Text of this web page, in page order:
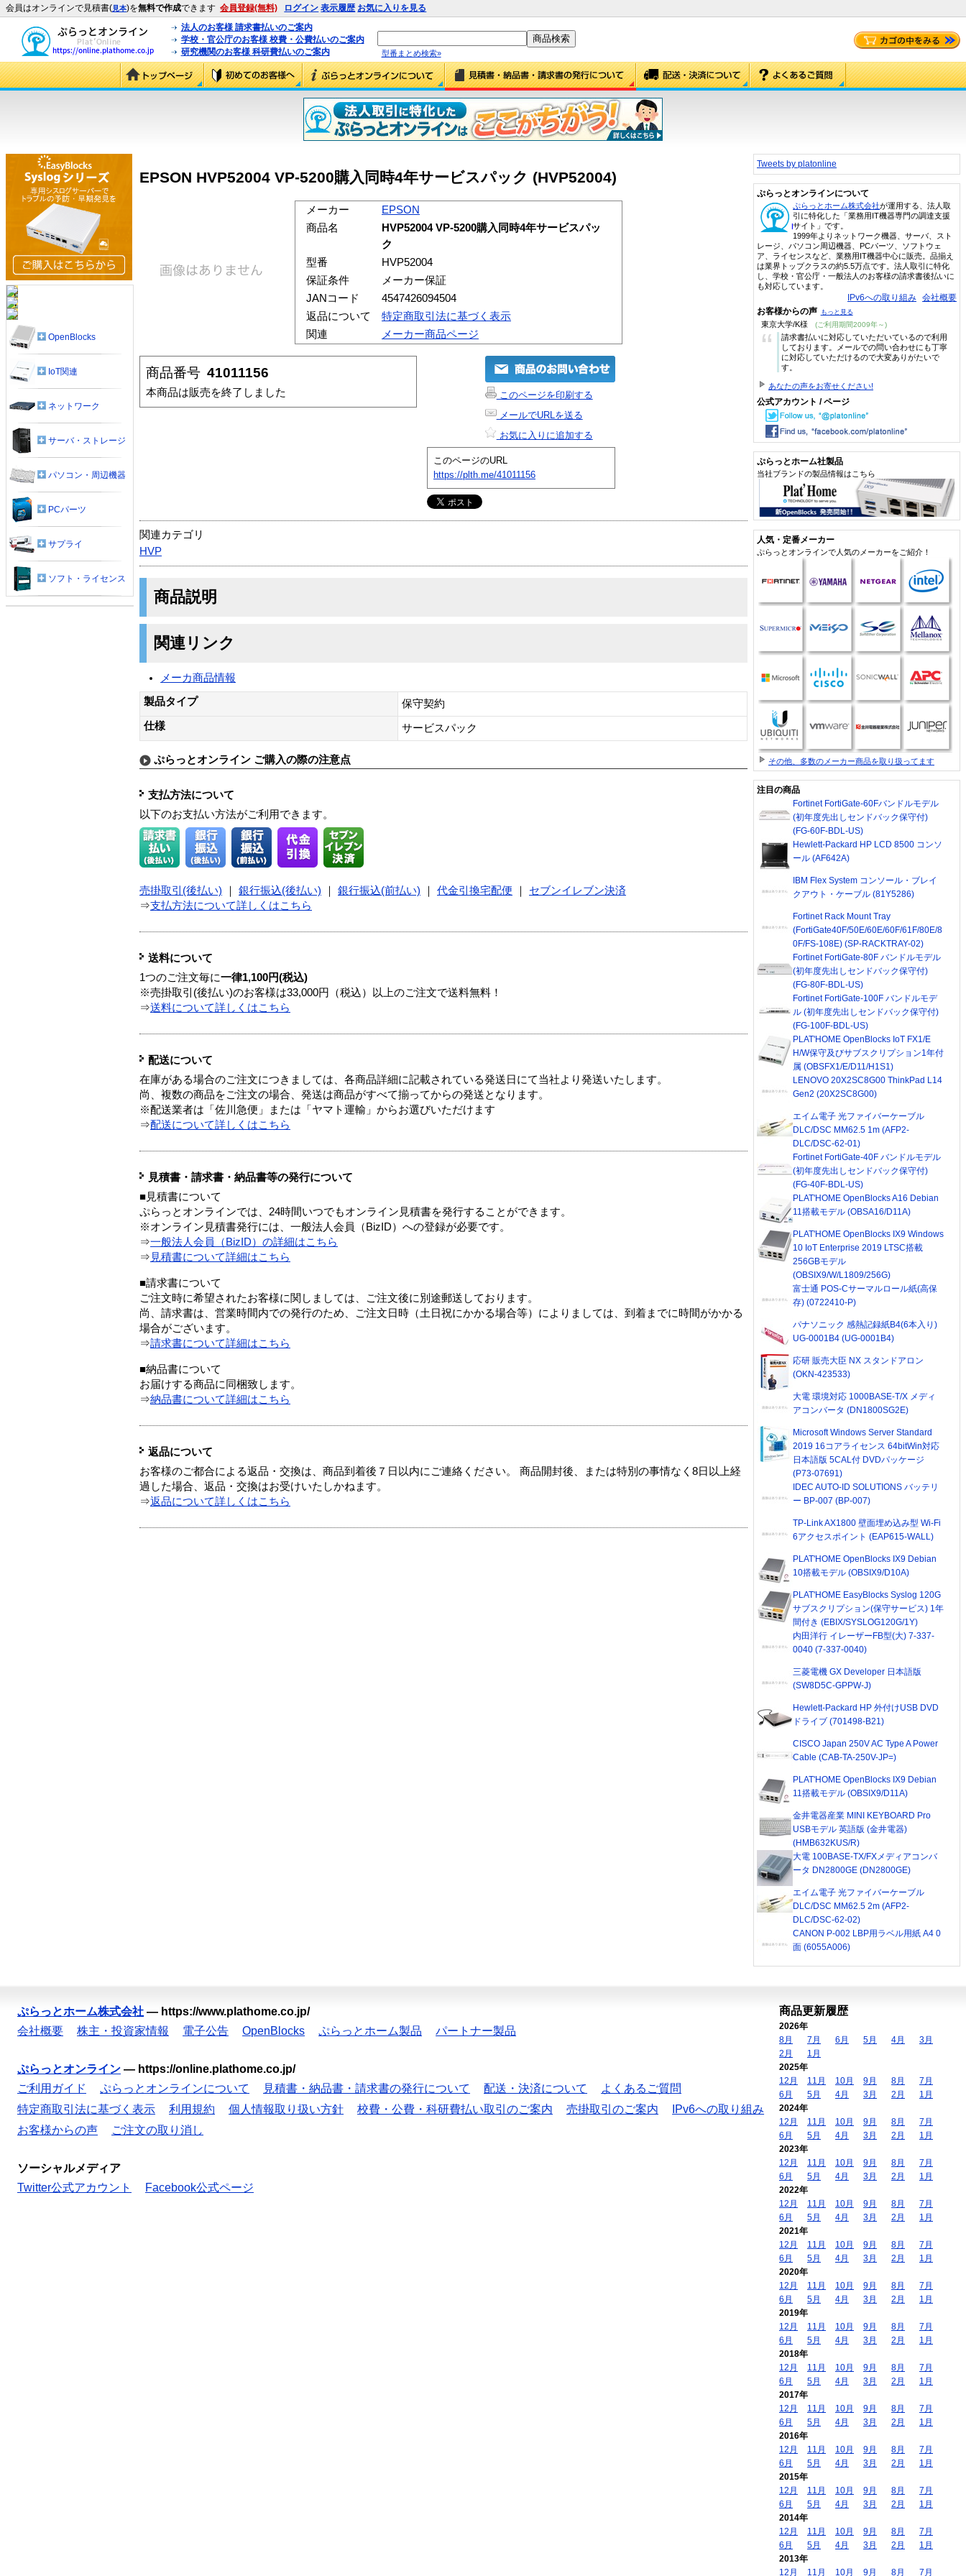
会員はオンラインで見積書(見本)を無料で作成できます 会員登録(無料) ログイン 表示履歴 お気に入りを見る
法人のお客様 請求書払いのご案内
学校・官公庁のお客様 校費・公費払いのご案内
研究機関のお客様 科研費払いのご案内
型番まとめ検索»
EPSON HVP52004 VP-5200購入同時4年サービスパック (HVP52004)
メーカー
EPSON
商品名
HVP52004 VP-5200購入同時4年サービスパッ
ク
型番
HVP52004
保証条件
メーカー保証
JANコード
4547426094504
返品について
特定商取引法に基づく表示
関連
メーカー商品ページ
商品番号 41011156
本商品は販売を終了しました
このページを印刷する
メールでURLを送る
お気に入りに追加する
このページのURL
https://plth.me/41011156
関連カテゴリ
HVP
商品説明
関連リンク
メーカ商品情報
製品タイプ
保守契約
仕様
サービスパック
ぷらっとオンライン ご購入の際の注意点
支払方法について
以下のお支払い方法がご利用できます。
売掛取引(後払い) ｜ 銀行振込(後払い) ｜ 銀行振込(前払い) ｜ 代金引換宅配便 ｜ セブンイレブン決済
⇒支払方法について詳しくはこちら
送料について
1つのご注文毎に一律1,100円(税込)
※売掛取引(後払い)のお客様は33,000円（税込）以上のご注文で送料無料！
⇒送料について詳しくはこちら
配送について
在庫がある場合のご注文につきましては、各商品詳細に記載されている発送日にて当社より発送いたします。
尚、複数の商品をご注文の場合、発送は商品がすべて揃ってからの発送となります。
※配送業者は「佐川急便」または「ヤマト運輸」からお選びいただけます
⇒配送について詳しくはこちら
見積書・請求書・納品書等の発行について
■見積書について
ぷらっとオンラインでは、24時間いつでもオンライン見積書を発行することができます。
※オンライン見積書発行には、一般法人会員（BizID）への登録が必要です。
⇒一般法人会員（BizID）の詳細はこちら
⇒ 見積書について詳細はこちら
■請求書について
ご注文時に希望されたお客様に関しましては、ご注文後に別途郵送しております。
尚、請求書は、営業時間内での発行のため、ご注文日時（土日祝にかかる場合等）によりましては、到着までに時間がかかる
場合がございます。
⇒請求書について詳細はこちら
■納品書について
お届けする商品に同梱致します。
⇒納品書について詳細はこちら
返品について
お客様のご都合による返品・交換は、商品到着後７日以内にご連絡ください。 商品開封後、または特別の事情なく8日以上経
過した場合、返品・交換はお受けいたしかねます。
⇒返品について詳しくはこちら
OpenBlocks
IoT関連
ネットワーク
サーバ・ストレージ
パソコン・周辺機器
PCパーツ
サプライ
ソフト・ライセンス
Tweets by platonline
ぷらっとオンラインについて
ぷらっとホーム株式会社が運用する、法人取
引に特化した「業務用IT機器専門の調達支援
サイト」です。
1999年よりネットワーク機器、サーバ、スト
レージ、パソコン周辺機器、PCパーツ、ソフトウェ
ア、ライセンスなど、業務用IT機器中心に販売。品揃え
は業界トップクラスの約5.5万点です。法人取引に特化
し、学校・官公庁・一般法人のお客様の請求書後払いに
も対応しています。
IPv6への取り組み 会社概要
お客様からの声 もっと見る
東京大学/K様 (ご利用期間2009年～)
“
請求書払いに対応していただいているので利用
しております。メールでの問い合わせにも丁寧
に対応していただけるので大変ありがたいで
す。
あなたの声をお寄せください!
公式アカウント / ページ
ぷらっとホーム社製品
当社ブランドの製品情報はこちら
人気・定番メーカー
ぷらっとオンラインで人気のメーカーをご紹介！
その他、多数のメーカー商品を取り扱ってます
注目の商品
Fortinet FortiGate-60Fバンドルモデル
(初年度先出しセンドバック保守付)
(FG-60F-BDL-US)
Hewlett-Packard HP LCD 8500 コンソ
ール (AF642A)
IBM Flex System コンソール・ブレイ
クアウト・ケーブル (81Y5286)
Fortinet Rack Mount Tray
(FortiGate40F/50E/60E/60F/61F/80E/8
0F/FS-108E) (SP-RACKTRAY-02)
Fortinet FortiGate-80F バンドルモデル
(初年度先出しセンドバック保守付)
(FG-80F-BDL-US)
Fortinet FortiGate-100F バンドルモデ
ル (初年度先出しセンドバック保守付)
(FG-100F-BDL-US)
PLAT'HOME OpenBlocks IoT FX1/E
H/W保守及びサブスクリプション1年付
属 (OBSFX1/E/D11/H1S1)
LENOVO 20X2SC8G00 ThinkPad L14
Gen2 (20X2SC8G00)
エイム電子 光ファイバーケーブル
DLC/DSC MM62.5 1m (AFP2-
DLC/DSC-62-01)
Fortinet FortiGate-40F バンドルモデル
(初年度先出しセンドバック保守付)
(FG-40F-BDL-US)
PLAT'HOME OpenBlocks A16 Debian
11搭載モデル (OBSA16/D11A)
PLAT'HOME OpenBlocks IX9 Windows
10 IoT Enterprise 2019 LTSC搭載
256GBモデル
(OBSIX9/W/L1809/256G)
富士通 POS-Cサーマルロール紙(高保
存) (0722410-P)
パナソニック 感熱記録紙B4(6本入り)
UG-0001B4 (UG-0001B4)
応研 販売大臣 NX スタンドアロン
(OKN-423533)
大電 環境対応 1000BASE-T/X メディ
アコンバータ (DN1800SG2E)
Microsoft Windows Server Standard
2019 16コアライセンス 64bitWin対応
日本語版 5CAL付 DVDパッケージ
(P73-07691)
IDEC AUTO-ID SOLUTIONS バッテリ
ー BP-007 (BP-007)
TP-Link AX1800 壁面埋め込み型 Wi-Fi
6アクセスポイント (EAP615-WALL)
PLAT'HOME OpenBlocks IX9 Debian
10搭載モデル (OBSIX9/D10A)
PLAT'HOME EasyBlocks Syslog 120G
サブスクリプション(保守サービス) 1年
間付き (EBIX/SYSLOG120G/1Y)
内田洋行 イレーザーFB型(大) 7-337-
0040 (7-337-0040)
三菱電機 GX Developer 日本語版
(SW8D5C-GPPW-J)
Hewlett-Packard HP 外付けUSB DVD
ドライブ (701498-B21)
CISCO Japan 250V AC Type A Power
Cable (CAB-TA-250V-JP=)
PLAT'HOME OpenBlocks IX9 Debian
11搭載モデル (OBSIX9/D11A)
金井電器産業 MINI KEYBOARD Pro
USBモデル 英語版 (金井電器)
(HMB632KUS/R)
大電 100BASE-TX/FXメディアコンバ
ータ DN2800GE (DN2800GE)
エイム電子 光ファイバーケーブル
DLC/DSC MM62.5 2m (AFP2-
DLC/DSC-62-02)
CANON P-002 LBP用ラベル用紙 A4 0
面 (6055A006)
ぷらっとホーム株式会社 — https://www.plathome.co.jp/
会社概要
株主・投資家情報 電子公告 OpenBlocks ぷらっとホーム製品 パートナー製品
ぷらっとオンライン — https://online.plathome.co.jp/
ご利用ガイド
ぷらっとオンラインについて 見積書・納品書・請求書の発行について 配送・決済について
よくあるご質問
特定商取引法に基づく表示
利用規約 個人情報取り扱い方針 校費・公費・科研費払い取引のご案内 売掛取引のご案内
IPv6への取り組み
お客様からの声
ご注文の取り消し
ソーシャルメディア
Twitter公式アカウント
Facebook公式ページ
商品更新履歴
2026年
8月
7月 6月 5月 4月
3月
2月
1月
2025年
12月
11月 10月 9月 8月
7月
6月
5月 4月 3月 2月
1月
2024年
12月
11月 10月 9月 8月
7月
6月
5月 4月 3月 2月
1月
2023年
12月
11月 10月 9月 8月
7月
6月
5月 4月 3月 2月
1月
2022年
12月
11月 10月 9月 8月
7月
6月
5月 4月 3月 2月
1月
2021年
12月
11月 10月 9月 8月
7月
6月
5月 4月 3月 2月
1月
2020年
12月
11月 10月 9月 8月
7月
6月
5月 4月 3月 2月
1月
2019年
12月
11月 10月 9月 8月
7月
6月
5月 4月 3月 2月
1月
2018年
12月
11月 10月 9月 8月
7月
6月
5月 4月 3月 2月
1月
2017年
12月
11月 10月 9月 8月
7月
6月
5月 4月 3月 2月
1月
2016年
12月
11月 10月 9月 8月
7月
6月
5月 4月 3月 2月
1月
2015年
12月
11月 10月 9月 8月
7月
6月
5月 4月 3月 2月
1月
2014年
12月
11月 10月 9月 8月
7月
6月
5月 4月 3月 2月
1月
2013年
12月
11月 10月 9月 8月 7月